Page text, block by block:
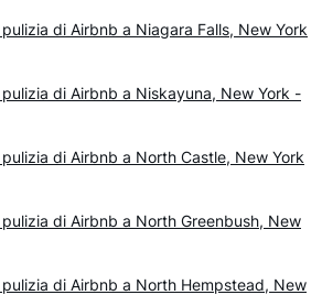
di Airbnb a Niagara Falls, New York
di Airbnb a Niskayuna, New York -
di Airbnb a North Castle, New York
di Airbnb a North Greenbush, New
di Airbnb a North Hempstead, New